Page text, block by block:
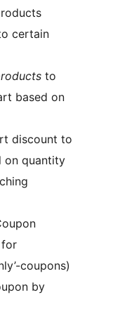
certain
to
based on
discount to
on quantity
for
coupons)
by